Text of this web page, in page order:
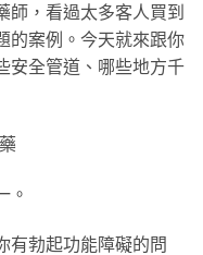
師，看過太多客人買到
的案例。今天就來跟你
安全管道、哪些地方千
。
有勃起功能障礙的問